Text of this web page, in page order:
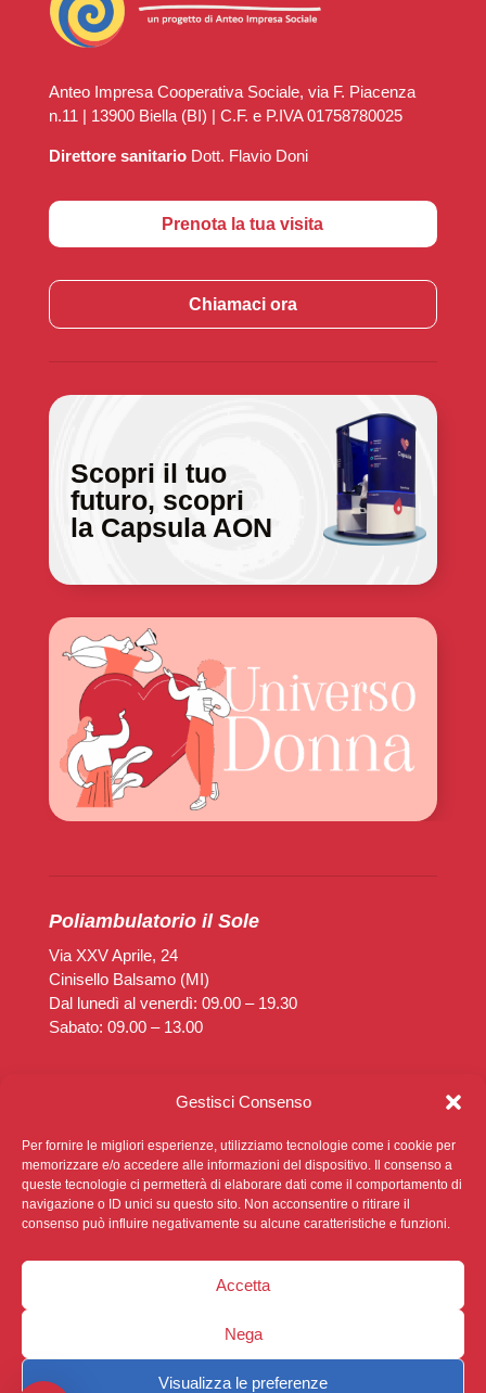
Gestisci Consenso
Per fornire le migliori esperienze, utilizziamo tecnologie come i cookie per
memorizzare e/o accedere alle informazioni del dispositivo. Il consenso a
queste tecnologie ci permetterà di elaborare dati come il comportamento di
navigazione o ID unici su questo sito. Non acconsentire o ritirare il
consenso può influire negativamente su alcune caratteristiche e funzioni.
Accetta
Nega
Visualizza le preferenze
Anteo Impresa Cooperativa Sociale, via F. Piacenza
n.11 | 13900 Biella (BI) | C.F. e P.IVA 01758780025
Direttore sanitario Dott. Flavio Doni
Prenota la tua visita
Chiamaci ora
Scopri il tuo
futuro, scopri
la Capsula AON
Poliambulatorio il Sole
Via XXV Aprile, 24
Cinisello Balsamo (MI)
Dal lunedì al venerdì: 09.00 – 19.30
Sabato: 09.00 – 13.00
Cinisello Balsamo (MI)
Dal lunedì al venerdì: 14.30 – 19.30
Sabato: Chiuso
Cookie Policy